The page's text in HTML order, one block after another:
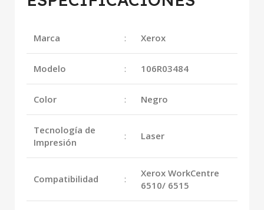
Marca : Xerox
Modelo : 106R03484
Color : Negro
Tecnología de
Impresión
: Laser
Compatibilidad :
Xerox WorkCentre
6510/ 6515